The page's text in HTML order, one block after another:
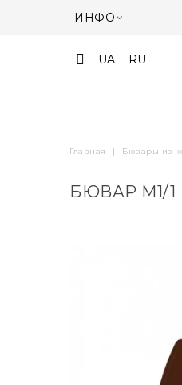
ИНФО
UA RU
Главная | Бювары из
БЮВАР М1/